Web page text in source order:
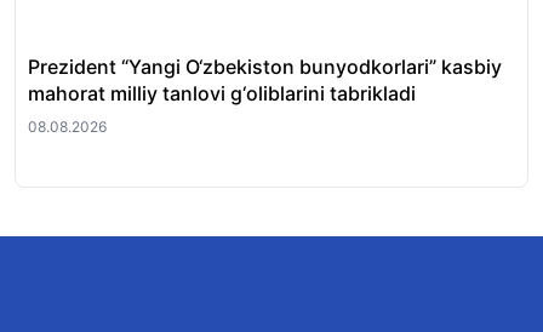
Prezident “Yangi O‘zbekiston bunyodkorlari” kasbiy
mahorat milliy tanlovi g‘oliblarini tabrikladi
08.08.2026